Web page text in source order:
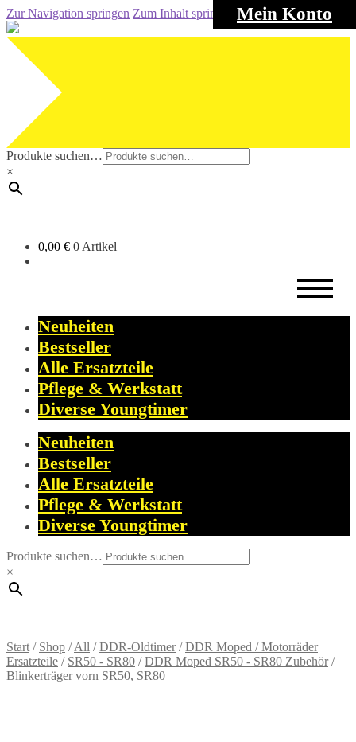
Mein Konto
Zur Navigation springen Zum Inhalt springen
Produkte suchen…
×
0,00 € 0 Artikel
Neuheiten
Bestseller
Alle Ersatzteile
Pflege & Werkstatt
Diverse Youngtimer
Neuheiten
Bestseller
Alle Ersatzteile
Pflege & Werkstatt
Diverse Youngtimer
Produkte suchen…
×
Start / Shop /All /DDR-Oldtimer/DDR Moped / Motorräder
Ersatzteile / SR50 - SR80 /DDR Moped SR50 - SR80 Zubehör/
Blinkerträger vorn SR50, SR80